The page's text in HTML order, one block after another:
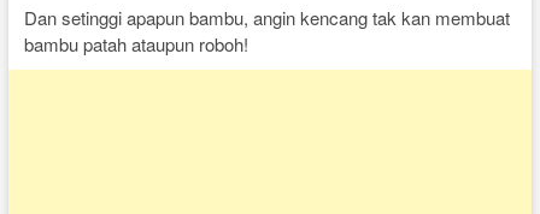
Dan setinggi apapun bambu, angin kencang tak kan membuat
bambu patah ataupun roboh!